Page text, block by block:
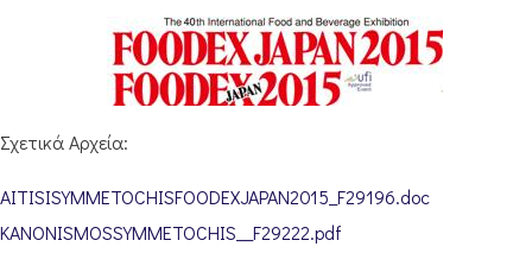
Σχετικά Αρχεία:
AITISISYMMETOCHISFOODEXJAPAN2015_F29196.doc
KANONISMOSSYMMETOCHIS__F29222.pdf